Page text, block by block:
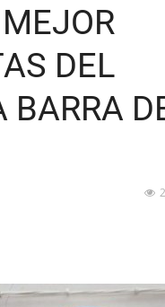
DEL
BARRA